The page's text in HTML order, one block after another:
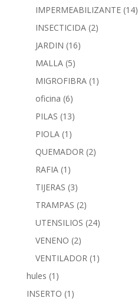
IMPERMEABILIZANTE (14)
INSECTICIDA (2)
JARDIN (16)
MALLA (5)
MIGROFIBRA (1)
oficina (6)
PILAS (13)
PIOLA (1)
QUEMADOR (2)
RAFIA (1)
TIJERAS (3)
TRAMPAS (2)
UTENSILIOS (24)
VENENO (2)
VENTILADOR (1)
hules (1)
INSERTO (1)